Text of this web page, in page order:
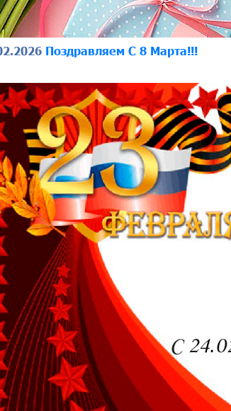
Поздравляем C 8 Mapтa!!!